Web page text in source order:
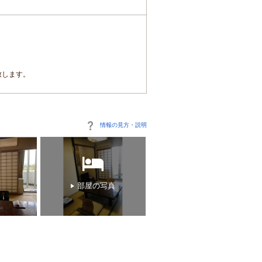
ます。
情報の見方・説明
部屋の写真